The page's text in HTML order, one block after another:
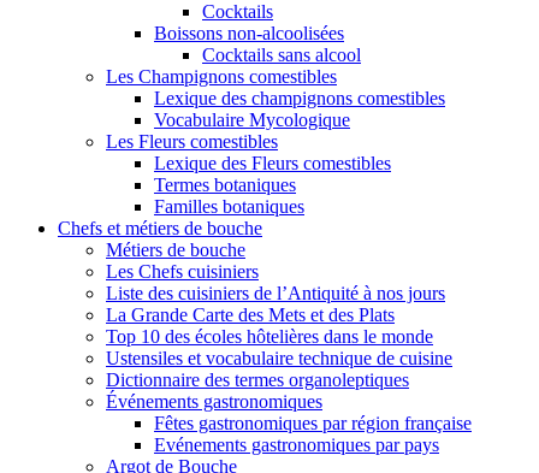
Cocktails
Boissons non-alcoolisées
Cocktails sans alcool
Les Champignons comestibles
Lexique des champignons comestibles
Vocabulaire Mycologique
Les Fleurs comestibles
Lexique des Fleurs comestibles
Termes botaniques
Familles botaniques
Chefs et métiers de bouche
Métiers de bouche
Les Chefs cuisiniers
Liste des cuisiniers de l’Antiquité à nos jours
La Grande Carte des Mets et des Plats
Top 10 des écoles hôtelières dans le monde
Ustensiles et vocabulaire technique de cuisine
Dictionnaire des termes organoleptiques
Événements gastronomiques
Fêtes gastronomiques par région française
Evénements gastronomiques par pays
Argot de Bouche